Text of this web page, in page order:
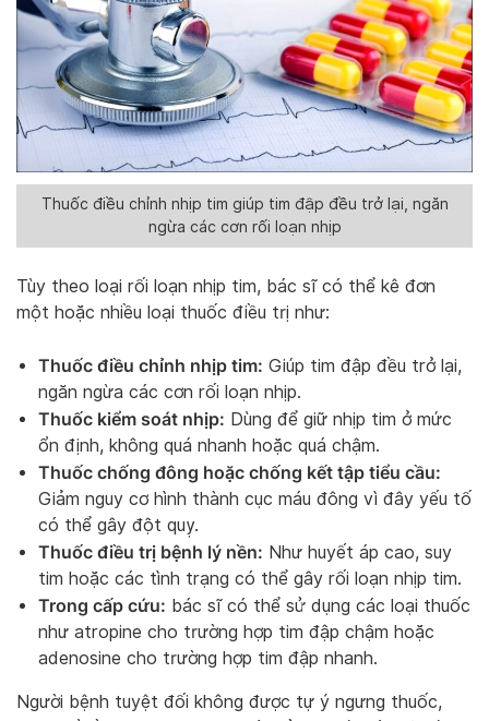
Thuốc điều chỉnh nhịp tim giúp tim đập đều trở lại, ngăn
ngừa các cơn rối loạn nhịp
Tùy theo loại rối loạn nhịp tim, bác sĩ có thể kê đơn
một hoặc nhiều loại thuốc điều trị như:
Thuốc điều chỉnh nhịp tim: Giúp tim đập đều trở lại,
ngăn ngừa các cơn rối loạn nhịp.
Thuốc kiểm soát nhịp: Dùng để giữ nhịp tim ở mức
ổn định, không quá nhanh hoặc quá chậm.
Thuốc chống đông hoặc chống kết tập tiểu cầu:
Giảm nguy cơ hình thành cục máu đông vì đây yếu tố
có thể gây đột quỵ.
Thuốc điều trị bệnh lý nền: Như huyết áp cao, suy
tim hoặc các tình trạng có thể gây rối loạn nhịp tim.
Trong cấp cứu: bác sĩ có thể sử dụng các loại thuốc
như atropine cho trường hợp tim đập chậm hoặc
adenosine cho trường hợp tim đập nhanh.
Người bệnh tuyệt đối không được tự ý ngưng thuốc,